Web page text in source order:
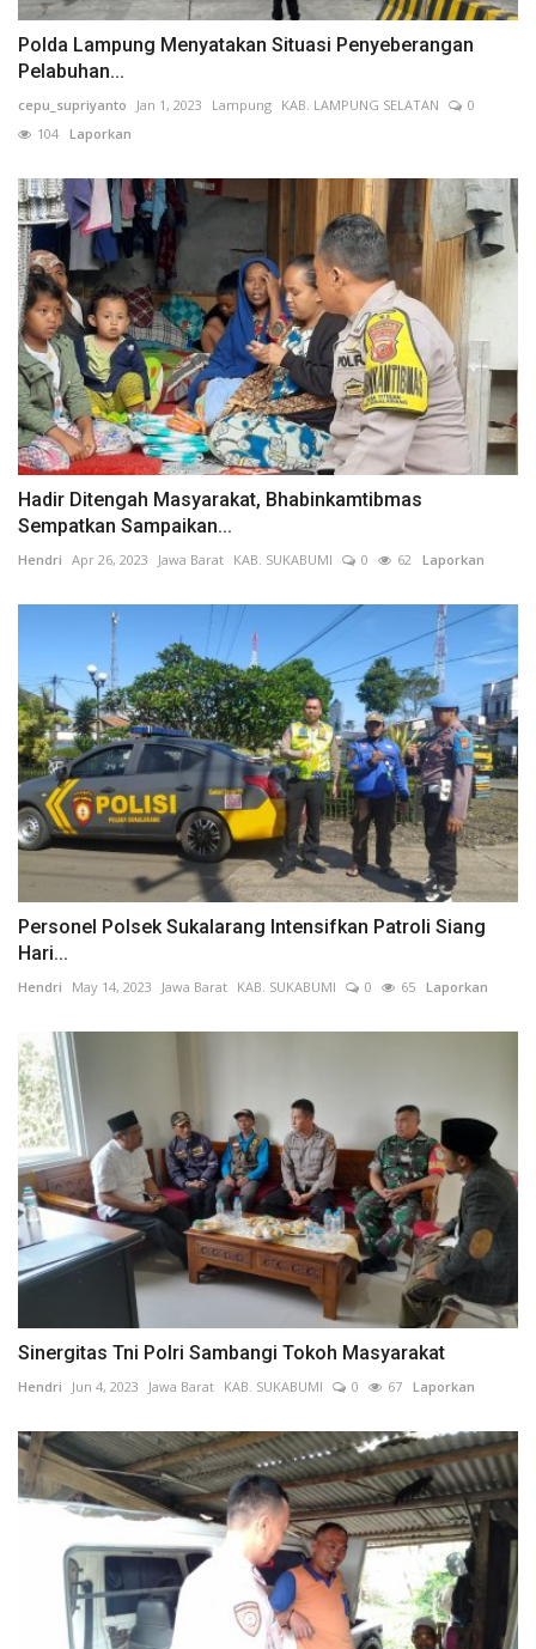
Polda Lampung Menyatakan Situasi Penyeberangan
Pelabuhan...
cepu_supriyanto Jan 1, 2023 Lampung KAB. LAMPUNG SELATAN
0
104 Laporkan
Hadir Ditengah Masyarakat, Bhabinkamtibmas
Sempatkan Sampaikan...
Hendri Apr 26, 2023 Jawa Barat KAB. SUKABUMI 0 62 Laporkan
Personel Polsek Sukalarang Intensifkan Patroli Siang
Hari...
Hendri May 14, 2023 Jawa Barat KAB. SUKABUMI 0 65 Laporkan
Sinergitas Tni Polri Sambangi Tokoh Masyarakat
Hendri Jun 4, 2023 Jawa Barat KAB. SUKABUMI 0 67 Laporkan